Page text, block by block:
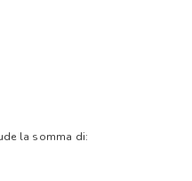
la somma di: